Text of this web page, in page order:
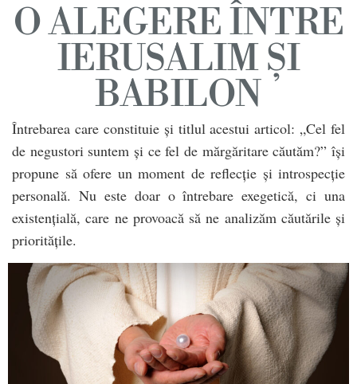
O ALEGERE ÎNTRE
IERUSALIM ȘI
BABILON
Întrebarea care constituie și titlul acestui articol: „Cel fel
de negustori suntem și ce fel de mărgăritare căutăm?” își
propune să ofere un moment de reflecție și introspecție
personală. Nu este doar o întrebare exegetică, ci una
existențială, care ne provoacă să ne analizăm căutările și
prioritățile.